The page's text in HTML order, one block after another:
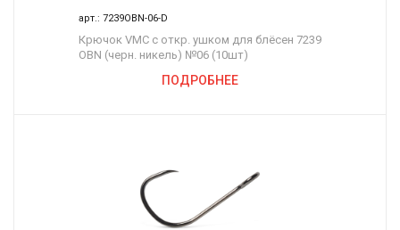
арт.: 7239OBN-06-D
Крючок VMC с откр. ушком для блёсен 7239
OBN (черн. никель) №06 (10шт)
ПОДРОБНЕЕ